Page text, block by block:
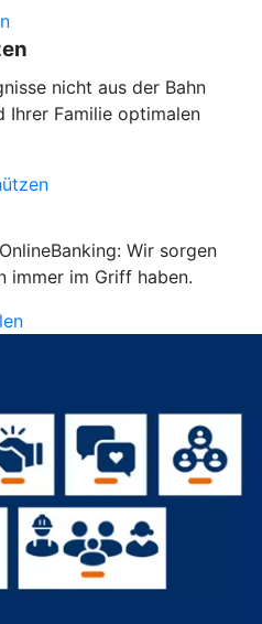
nicht aus der Bahn
Ihrer Familie optimalen
Wir sorgen
immer im Griff haben.